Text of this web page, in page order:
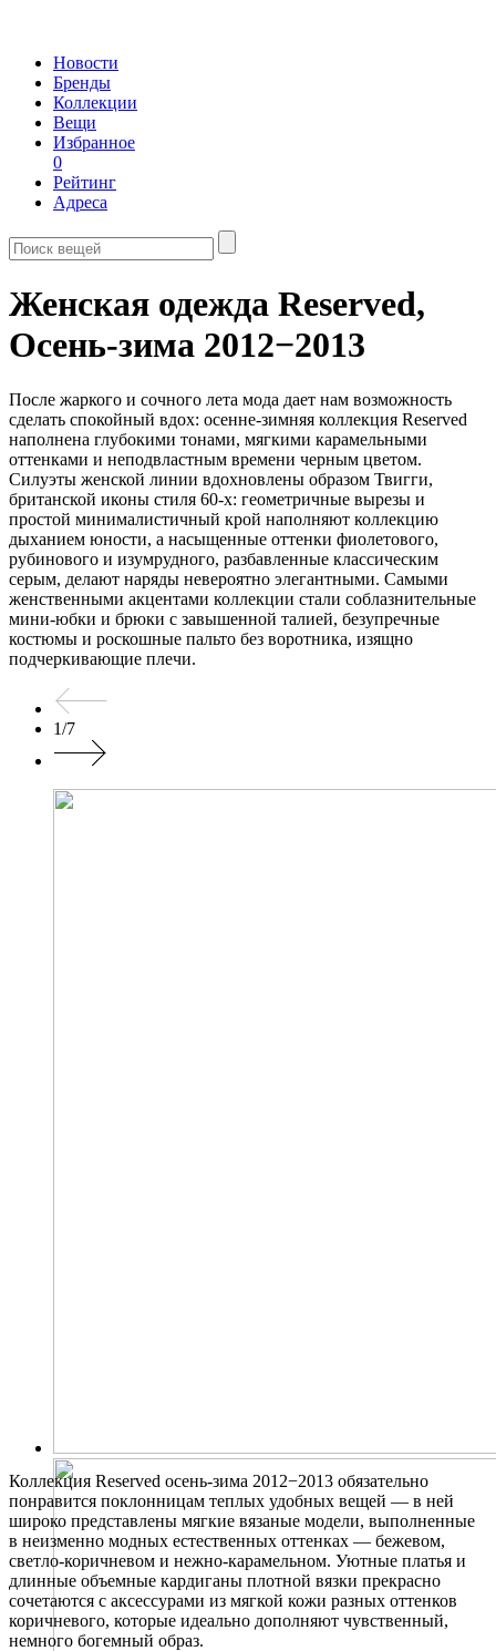
Новости
Бренды
Коллекции
Вещи
Избранное
0
Рейтинг
Адреса
Женская одежда Reserved,
Осень-зима 2012−2013
После жаркого и сочного лета мода дает нам возможность
сделать спокойный вдох: осенне-зимняя коллекция Reserved
наполнена глубокими тонами, мягкими карамельными
оттенками и неподвластным времени черным цветом.
Силуэты женской линии вдохновлены образом Твигги,
британской иконы стиля 60-х: геометричные вырезы и
простой минималистичный крой наполняют коллекцию
дыханием юности, а насыщенные оттенки фиолетового,
рубинового и изумрудного, разбавленные классическим
серым, делают наряды невероятно элегантными. Самыми
женственными акцентами коллекции стали соблазнительные
мини-юбки и брюки с завышенной талией, безупречные
костюмы и роскошные пальто без воротника, изящно
подчеркивающие плечи.
1/7
Коллекция Reserved осень-зима 2012−2013 обязательно
понравится поклонницам теплых удобных вещей — в ней
широко представлены мягкие вязаные модели, выполненные
в неизменно модных естественных оттенках — бежевом,
светло-коричневом и нежно-карамельном. Уютные платья и
длинные объемные кардиганы плотной вязки прекрасно
сочетаются с аксессурами из мягкой кожи разных оттенков
коричневого, которые идеально дополняют чувственный,
немного богемный образ.